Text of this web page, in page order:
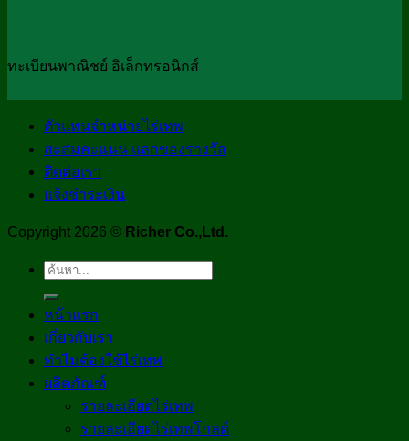
ทะเบียนพาณิชย์ อิเล็กทรอนิกส์
ตัวแทนจำหน่ายไร่เทพ
สะสมคะแนน แลกของรางวัล
ติดต่อเรา
แจ้งชำระเงิน
Copyright 2026 © Richer Co.,Ltd.
ค้นหา:
หน้าแรก
เกี่ยวกับเรา
ทำไมต้องใช้ไร่เทพ
ผลิตภัณฑ์
รายละเอียดไร่เทพ
รายละเอียดไร่เทพโกลด์